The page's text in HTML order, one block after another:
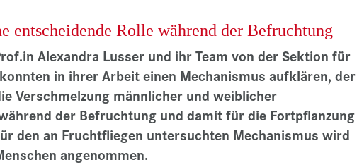
entscheidende Rolle während der Befruchtung
Alexandra Lusser und ihr Team von der Sektion für
in ihrer Arbeit einen Mechanismus aufklären, der
Verschmelzung männlicher und weiblicher
der Befruchtung und damit für die Fortpflanzung
den an Fruchtfliegen untersuchten Mechanismus wird
angenommen.